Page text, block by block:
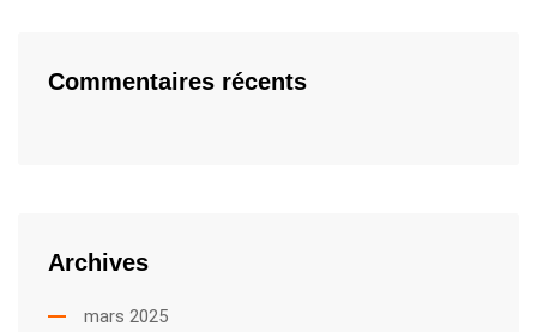
Commentaires récents
Archives
mars 2025